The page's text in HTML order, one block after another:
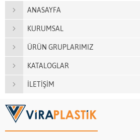
ANASAYFA
KURUMSAL
ÜRÜN GRUPLARIMIZ
KATALOGLAR
İLETİŞİM